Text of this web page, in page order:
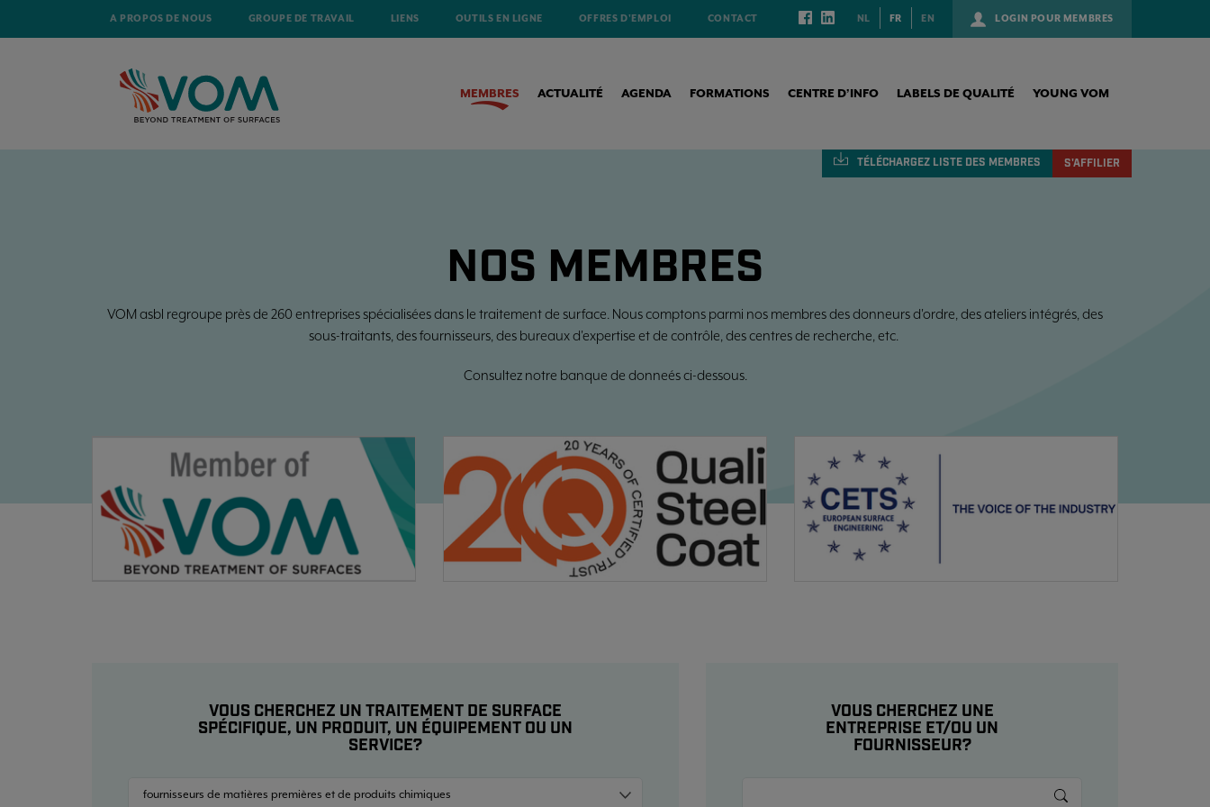
A PROPOS DE NOUS GROUPE DE TRAVAIL LIENS OUTILS EN LIGNE OFFRES D'EMPLOI CONTACT LOGIN POUR MEMBRES
NL FR EN
MEMBRES ACTUALITÉ AGENDA FORMATIONS CENTRE D’INFO LABELS DE QUALITÉ YOUNG VOM
S'AFFILIER
TÉLÉCHARGEZ LISTE DES MEMBRES
NOS MEMBRES
VOM asbl regroupe près de 260 entreprises spécialisées dans le traitement de surface. Nous comptons parmi nos membres des donneurs d'ordre, des ateliers intégrés, des
sous-traitants, des fournisseurs, des bureaux d'expertise et de contrôle, des centres de recherche, etc.
Consultez notre banque de donneés ci-dessous.
VOUS CHERCHEZ UN TRAITEMENT DE SURFACE
SPÉCIFIQUE, UN PRODUIT, UN ÉQUIPEMENT OU UN
SERVICE?
VOUS CHERCHEZ UNE
ENTREPRISE ET/OU UN
FOURNISSEUR?